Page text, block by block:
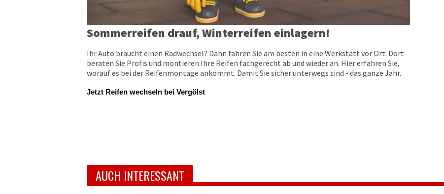
Sommerreifen drauf, Winterreifen einlagern!
Ihr Auto braucht einen Radwechsel? Dann fahren Sie am besten in eine Werkstatt vor Ort. Dort
beraten Sie Profis und montieren Ihre Reifen fachgerecht ab und wieder an. Hier erfahren Sie,
worauf es bei der Reifenmontage ankommt. Damit Sie sicher unterwegs sind - das ganze Jahr.
Jetzt Reifen wechseln bei Vergölst
AUCH INTERESSANT